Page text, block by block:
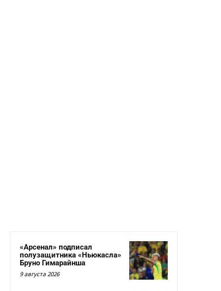
«Арсенал» подписал
полузащитника «Ньюкасла»
Бруно Гимарайнша
9 августа 2026